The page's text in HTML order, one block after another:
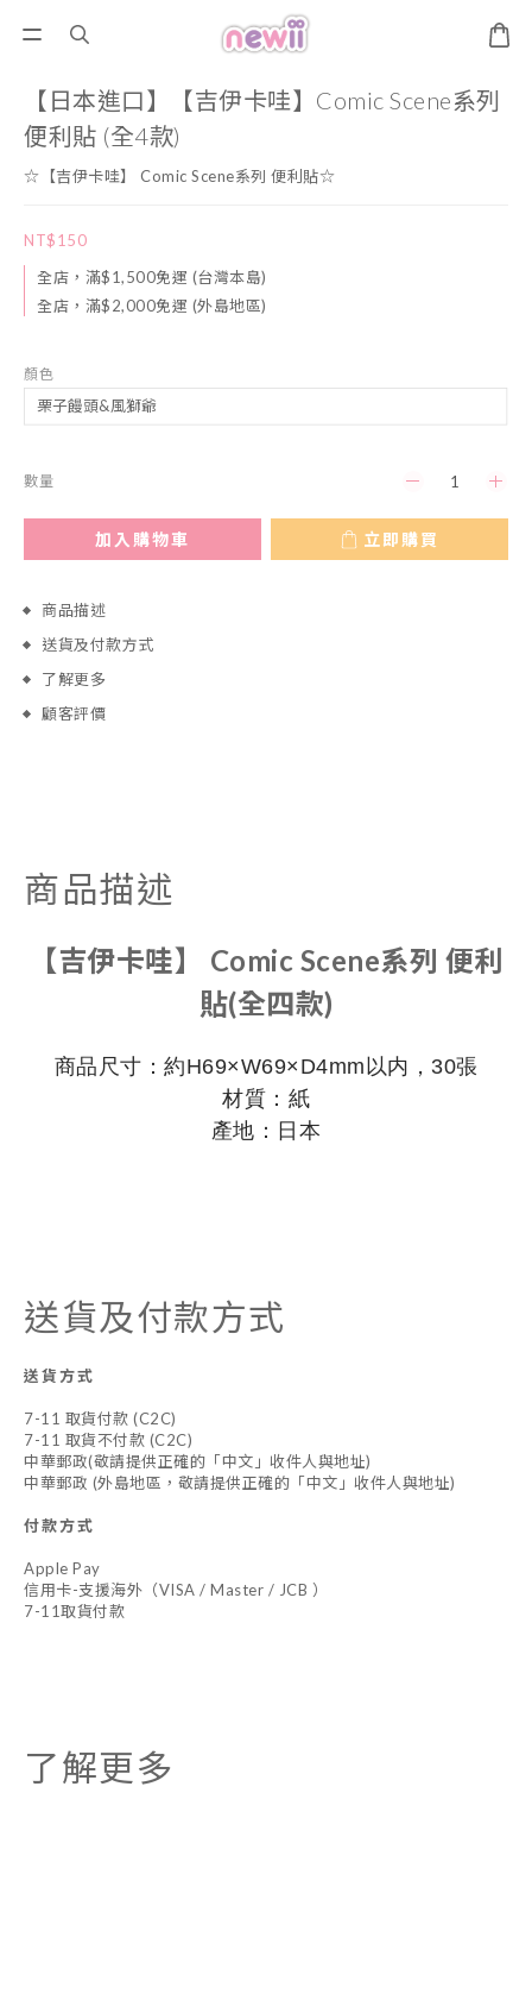
【日本進口】【吉伊卡哇】Comic Scene系列
便利貼 (全4款)
☆【吉伊卡哇】 Comic Scene系列 便利貼☆
NT$150
全店，滿$1,500免運 (台灣本島)
全店，滿$2,000免運 (外島地區)
顏色
數量
加入購物車 立即購買
商品描述
送貨及付款方式
了解更多
顧客評價
商品描述
【吉伊卡哇】 Comic Scene系列 便利
貼(全四款)
商品尺寸：約H69×W69×D4mm以内，30張
材質：紙
產地：日本
送貨及付款方式
送貨方式
7-11 取貨付款 (C2C)
7-11 取貨不付款 (C2C)
中華郵政(敬請提供正確的「中文」收件人與地址)
中華郵政 (外島地區，敬請提供正確的「中文」收件人與地址)
付款方式
Apple Pay
信用卡-支援海外（VISA / Master / JCB ）
7-11取貨付款
了解更多